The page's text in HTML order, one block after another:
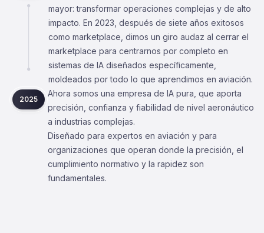
mayor: transformar operaciones complejas y de alto
impacto. En 2023, después de siete años exitosos
como marketplace, dimos un giro audaz al cerrar el
marketplace para centrarnos por completo en
sistemas de IA diseñados específicamente,
moldeados por todo lo que aprendimos en aviación.
2025
Ahora somos una empresa de IA pura, que aporta
precisión, confianza y fiabilidad de nivel aeronáutico
a industrias complejas.
Diseñado para expertos en aviación y para
organizaciones que operan donde la precisión, el
cumplimiento normativo y la rapidez son
fundamentales.